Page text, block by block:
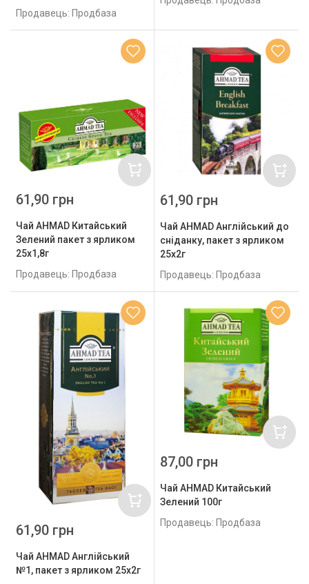
Продавець: Продбаза
Чай AHMAD Китайський
Зелений пакет з ярликом
25х1,8г
Продавець: Продбаза
61,90 грн
Чай AHMAD Англійський до
сніданку, пакет з ярликом
25х2г
Продавець: Продбаза
61,90 грн
Чай AHMAD Англійський
№1, пакет з ярликом 25х2г
61,90 грн
Чай AHMAD Китайський
Зелений 100г
Продавець: Продбаза
87,00 грн